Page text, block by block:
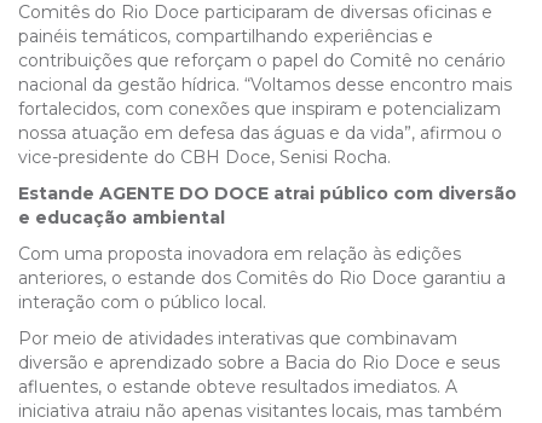
Comitês do Rio Doce participaram de diversas oficinas e
painéis temáticos, compartilhando experiências e
contribuições que reforçam o papel do Comitê no cenário
nacional da gestão hídrica. “Voltamos desse encontro mais
fortalecidos, com conexões que inspiram e potencializam
nossa atuação em defesa das águas e da vida”, afirmou o
vice-presidente do CBH Doce, Senisi Rocha.
Estande AGENTE DO DOCE atrai público com diversão
e educação ambiental
Com uma proposta inovadora em relação às edições
anteriores, o estande dos Comitês do Rio Doce garantiu a
interação com o público local.
Por meio de atividades interativas que combinavam
diversão e aprendizado sobre a Bacia do Rio Doce e seus
afluentes, o estande obteve resultados imediatos. A
iniciativa atraiu não apenas visitantes locais, mas também